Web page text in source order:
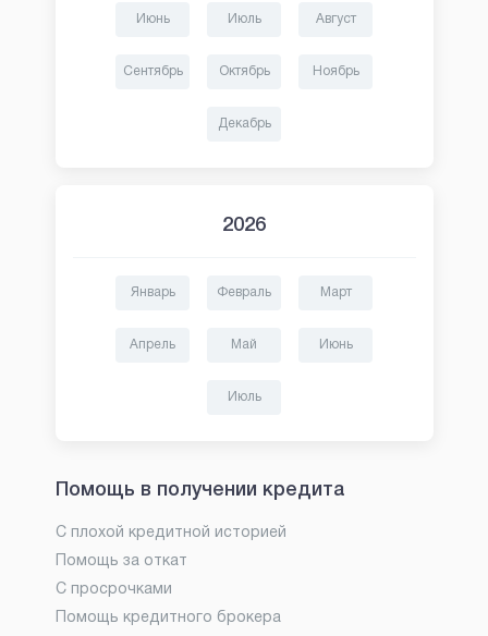
Июнь Июль Август
Сентябрь Октябрь Ноябрь
Декабрь
2026
Январь Февраль Март
Апрель Май Июнь
Июль
Помощь в получении кредита
С плохой кредитной историей
Помощь за откат
С просрочками
Помощь кредитного брокера